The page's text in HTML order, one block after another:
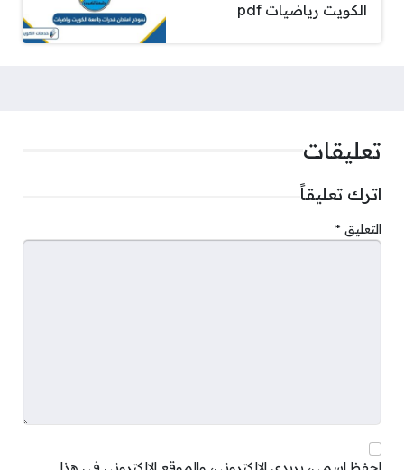
الكويت رياضيات pdf
تعليقات
اترك تعليقاً
التعليق *